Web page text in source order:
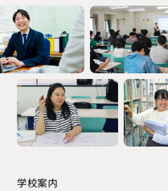
学校案内